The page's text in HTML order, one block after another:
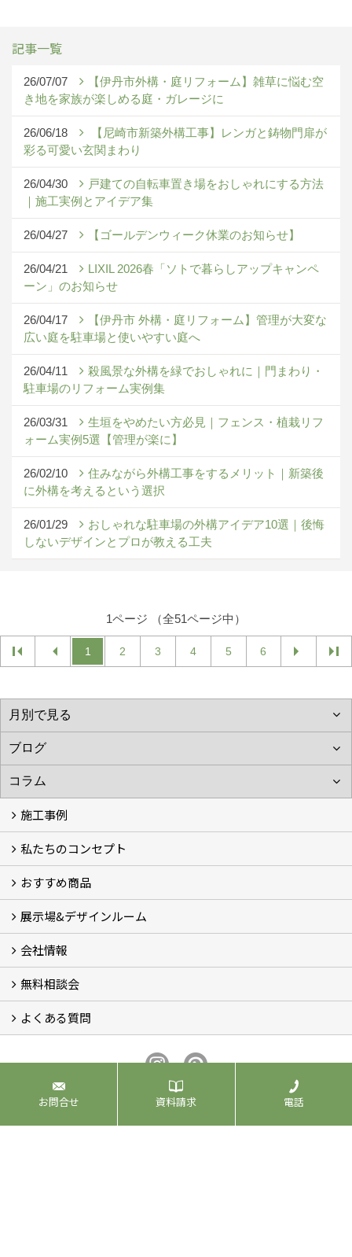
記事一覧
26/07/07
【伊丹市外構・庭リフォーム】雑草に悩む空
き地を家族が楽しめる庭・ガレージに
26/06/18
【尼崎市新築外構工事】レンガと鋳物門扉が
彩る可愛い玄関まわり
26/04/30
戸建ての自転車置き場をおしゃれにする方法
｜施工実例とアイデア集
26/04/27 【ゴールデンウィーク休業のお知らせ】
26/04/21
LIXIL 2026春「ソトで暮らしアップキャンペ
ーン」のお知らせ
26/04/17
【伊丹市 外構・庭リフォーム】管理が大変な
広い庭を駐車場と使いやすい庭へ
26/04/11
殺風景な外構を緑でおしゃれに｜門まわり・
駐車場のリフォーム実例集
26/03/31
生垣をやめたい方必見｜フェンス・植栽リフ
ォーム実例5選【管理が楽に】
26/02/10
住みながら外構工事をするメリット｜新築後
に外構を考えるという選択
26/01/29
おしゃれな駐車場の外構アイデア10選｜後悔
しないデザインとプロが教える工夫
1ページ （全51ページ中）
1 2 3 4 5 6
施工事例
施工事例
お客様の声 (46)
私たちのコンセプト
コンセプト
完成までの流れ
お庭のメンテナンスについて
おすすめ商品
オリジナル帆布のサイクルポート
NEW スマートサイクルポート
おしゃれな物置 (8)
門扉 (6)
ウッドフェンス (16)
アイアンの商品 (6)
ガーデニング雑貨 (3)
ガーデン書&ガーデンアート
こだわりのオリジナル商品 一覧
おすすめの植物 (29)
箱庭ガーデン
ポット苗
展示場&デザインルーム
展示場&デザインルーム
会社情報
会社概要
スタッフ紹介 (11)
ブログ
コラム
アクセス
求人募集
無料相談会
無料相談会
よくある質問
アフターサービス・アフターメンテナンスについて (3)
北ガーデンプロデュース有限会社
〒664-0832
兵庫県伊丹市下河原1丁目6-8
お問合せ 資料請求 電話